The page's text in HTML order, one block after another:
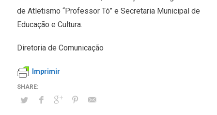
de Atletismo “Professor Tó” e Secretaria Municipal de
Educação e Cultura.
Diretoria de Comunicação
Imprimir